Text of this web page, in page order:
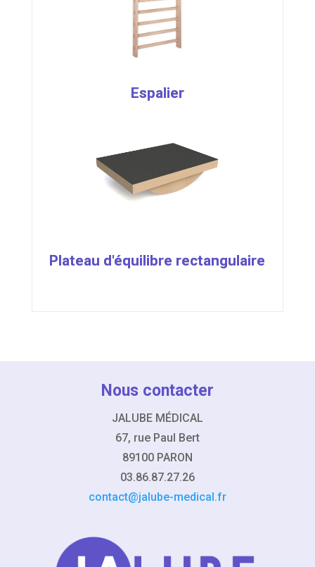
Espalier
Plateau d'équilibre rectangulaire
Nous contacter
JALUBE MÉDICAL
67, rue Paul Bert
89100 PARON
03.86.87.27.26
contact@jalube-medical.fr